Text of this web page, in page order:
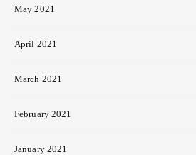
May 2021
April 2021
March 2021
February 2021
January 2021